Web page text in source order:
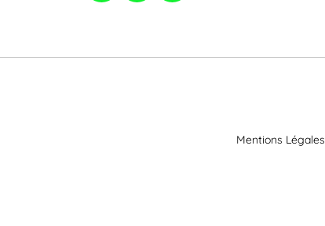
Mentions Légales